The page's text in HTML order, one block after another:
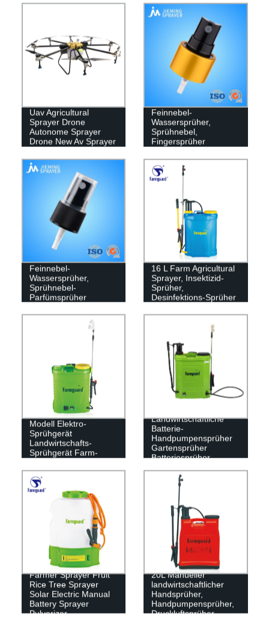
Uav Agricultural
Sprayer Drone
Autonome Sprayer
Drone New Av Sprayer
Feinnebel-
Wassersprüher,
Sprühnebel,
Fingersprüher
Feinnebel-
Wassersprüher,
Sprühnebel-
Parfümsprüher
16 L Farm Agricultural
Sprayer, Insektizid-
Sprüher,
Desinfektions-Sprüher
14L PP Klassisches
Modell Elektro-
Sprühgerät
Landwirtschafts-
Sprühgerät Farm-
Landwirtschaftliche
Batterie-
Handpumpensprüher
Gartensprüher
Batteriesprüher
Farmer Sprayer Fruit
Rice Tree Sprayer
Solar Electric Manual
Battery Sprayer
Pulverizer
20L Manueller
landwirtschaftlicher
Handsprüher,
Handpumpensprüher,
Druckluftsprüher